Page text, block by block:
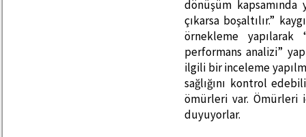
dönüşüm kapsamında
çıkarsa boşaltılır.”
örnekleme yapılarak
performans analizi”
ilgili bir inceleme
sağlığını kontrol
ömürleri var. Ömürleri
duyuyorlar.